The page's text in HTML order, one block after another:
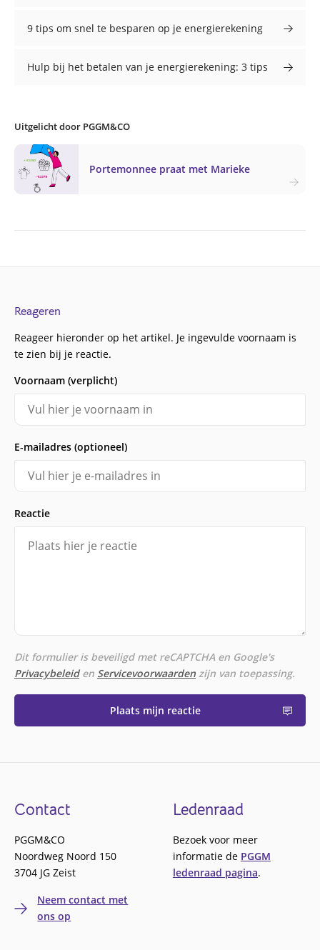
9 tips om snel te besparen op je energierekening
Hulp bij het betalen van je energierekening: 3 tips
Uitgelicht door PGGM&CO
Portemonnee praat met Marieke
Reageren
Reageer hieronder op het artikel. Je ingevulde voornaam is
te zien bij je reactie.
Voornaam (verplicht)
E-mailadres (optioneel)
Reactie
Dit formulier is beveiligd met reCAPTCHA en Google's
Privacybeleiden Servicevoorwaarden zijn van toepassing.
Plaats mijn reactie
Footer
Contact
PGGM&CO
Noordweg Noord 150
3704 JG Zeist
Neem contact met
ons op
Ledenraad
Bezoek voor meer
informatie de PGGM
ledenraad pagina.